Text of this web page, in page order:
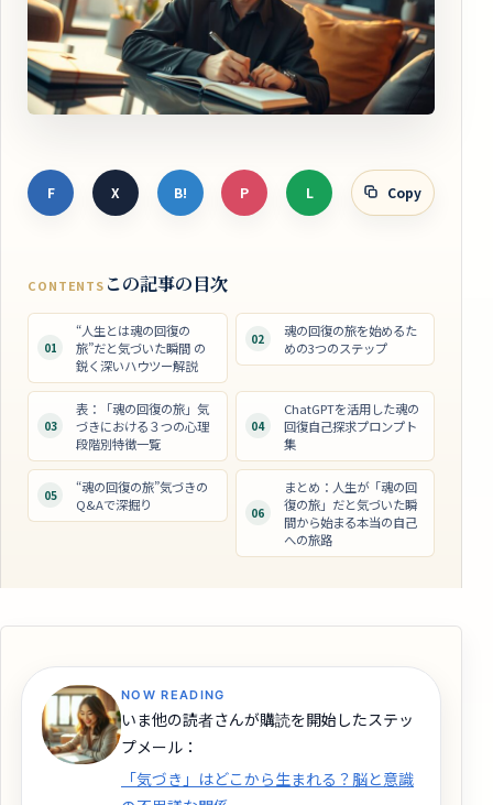
F X B! P L Copy
CONTENTS この記事の目次
01
“人生とは魂の回復の
旅”だと気づいた瞬間 の
鋭く深いハウツー解説
02
魂の回復の旅を始めるた
めの3つのステップ
03
表：「魂の回復の旅」気
づきにおける３つの心理
段階別特徴一覧
04
ChatGPTを活用した魂の
回復自己探求プロンプト
集
05
“魂の回復の旅”気づきの
Q&Aで深掘り
06
まとめ：人生が「魂の回
復の旅」だと気づいた瞬
間から始まる本当の自己
への旅路
NOW READING
いま他の読者さんが購読を開始したステッ
プメール：
「気づき」はどこから生まれる？脳と意識